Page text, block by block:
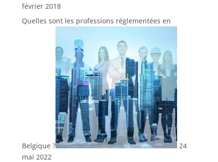
février 2018
Quelles sont les professions réglementées en
Belgique ?
24
mai 2022